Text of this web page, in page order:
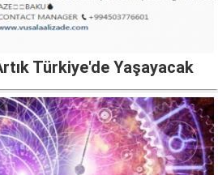
Türkiye'de Yaşayacak